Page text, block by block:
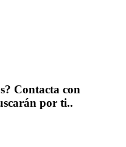
Contacta con
por ti..